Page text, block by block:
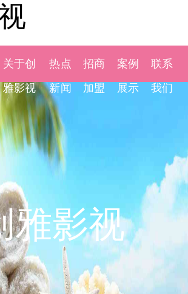
关于创
雅影视
热点
新闻
招商
加盟
案例
展示
联系
我们
雅影视